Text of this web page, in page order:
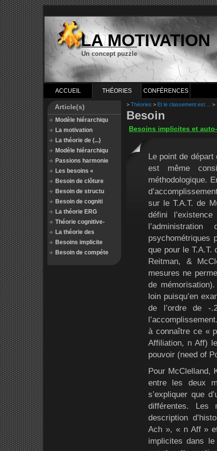
LA MOTIVATION
Un concept puzzle
ACCUEIL THÉORIES CONFÉRENCES
Article(s)
Modèle hiérarchiqu
La motivation
La théorie de (...)
Modèle hiérarchiqu
Passions harmonie
Les besoins «
Besoin de clôture
Besoin de structu
Besoin de cogniti
La théorie ERG
Théorie cognitive-
La théorie des
Besoins implicite
Besoin de compéte
> Théories > Et le classement est ... >
Besoin
Besoins implicites et
Le point de
est même
méthodologique.
sur le T.A.T. de
défini
psychométriques
que pour le
Reitman, &
mesures ne
de
loin puisqu’en
de l’ordre de -
à connaître ce «
Affiliation, n Aff)
pouvoir (need of
Pour McClelland,
entre les deux
s’expliquer que
différentes. Les
description
Ach », « n Aff »
implicites dans